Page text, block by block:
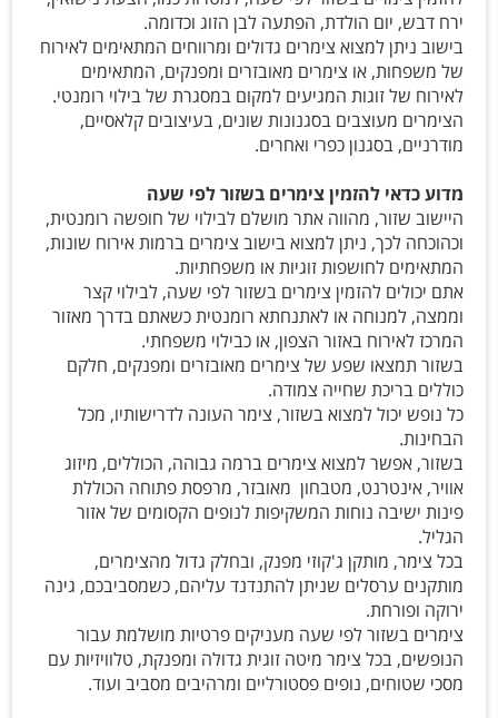
ירח דבש, יום הולדת, הפתעה לבן הזוג וכדומה.
בישוב ניתן למצוא צימרים גדולים ומרווחים המתאימים לאירוח
של משפחות, או צימרים מאובזרים ומפנקים, המתאימים
לאירוח של זוגות המגיעים למקום במסגרת של בילוי רומנטי.
הצימרים מעוצבים בסגנונות שונים, בעיצובים קלאסיים,
מודרניים, בסגנון כפרי ואחרים.
מדוע כדאי להזמין צימרים בשזור לפי שעה
היישוב שזור, מהווה אתר מושלם לבילוי של חופשה רומנטית,
וכהוכחה לכך, ניתן למצוא בישוב צימרים ברמות אירוח שונות,
המתאימים לחושפות זוגיות או משפחתיות.
אתם יכולים להזמין צימרים בשזור לפי שעה, לבילוי קצר
וממצה, למנוחה או לאתנחתא רומנטית כשאתם בדרך מאזור
המרכז לאירוח באזור הצפון, או כבילוי משפחתי.
בשזור תמצאו שפע של צימרים מאובזרים ומפנקים, חלקם
כוללים בריכת שחייה צמודה.
כל נופש יכול למצוא בשזור, צימר העונה לדרישותיו, מכל
הבחינות.
בשזור, אפשר למצוא צימרים ברמה גבוהה, הכוללים, מיזוג
אוויר, אינטרנט, מטבחון מאובזר, מרפסת פתוחה הכוללת
פינות ישיבה נוחות המשקיפות לנופים הקסומים של אזור
הגליל.
בכל צימר, מותקן ג'קוזי מפנק, ובחלק גדול מהצימרים,
מותקנים ערסלים שניתן להתנדנד עליהם, כשמסביבכם, גינה
ירוקה ופורחת.
צימרים בשזור לפי שעה מעניקים פרטיות מושלמת עבור
הנופשים, בכל צימר מיטה זוגית גדולה ומפנקת, טלוויזיות עם
מסכי שטוחים, נופים פסטורליים ומרהיבים מסביב ועוד.